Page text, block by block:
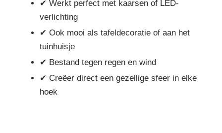
✔ Werkt perfect met kaarsen of LED-
verlichting
✔ Ook mooi als tafeldecoratie of aan het
tuinhuisje
✔ Bestand tegen regen en wind
✔ Creëer direct een gezellige sfeer in elke
hoek